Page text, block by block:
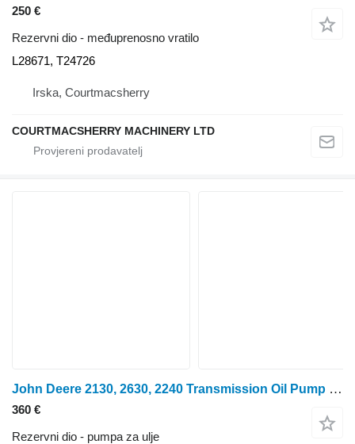
250 €
Rezervni dio - međuprenosno vratilo
L28671, T24726
Irska, Courtmacsherry
COURTMACSHERRY MACHINERY LTD
John Deere 2130, 2630, 2240 Transmission Oil Pump Hi Lo R57959, Ar96662, Ar pumpa za ulje za traktora na kotačima
360 €
Rezervni dio - pumpa za ulje